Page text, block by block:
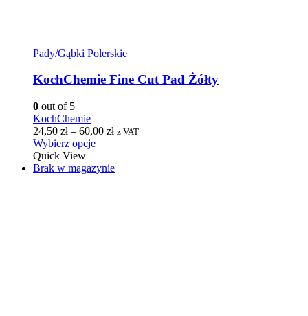
Pady/Gąbki Polerskie
KochChemie Fine Cut Pad Żółty
0 out of 5
KochChemie
24,50 zł– 60,00 zł z VAT
Wybierz opcje
Quick View
Brak w magazynie